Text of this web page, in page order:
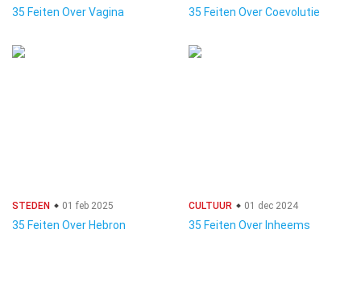
35 Feiten Over Vagina 35 Feiten Over Coevolutie
STEDEN 01 feb 2025
35 Feiten Over Hebron
CULTUUR 01 dec 2024
35 Feiten Over Inheems